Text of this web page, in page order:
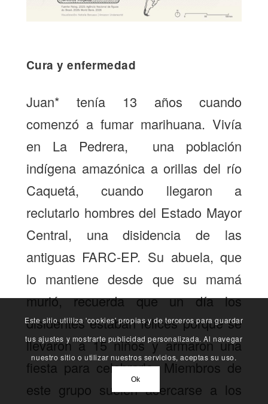
Cura y enfermedad
Juan* tenía 13 años cuando
comenzó a fumar marihuana. Vivía
en La Pedrera, una población
indígena amazónica a orillas del río
Caquetá, cuando llegaron a
reclutarlo hombres del Estado Mayor
Central, una disidencia de las
antiguas FARC-EP. Su abuela, que
lo mantiene desde que su mamá
murió, recuerda que un día los
disidentes estaban felices porque se
llevaron a 15 niños y armaron una
fiesta para celebrarlo. Miembros de
este grupo suelen acercarse a los
Este sitio utliliza 'cookies' propias y de terceros para guardar
tus ajustes y mostrarte publicidad personalizada. Al navegar
nuestro sitio o utilizar nuestros servicios, aceptas su uso.
Ok